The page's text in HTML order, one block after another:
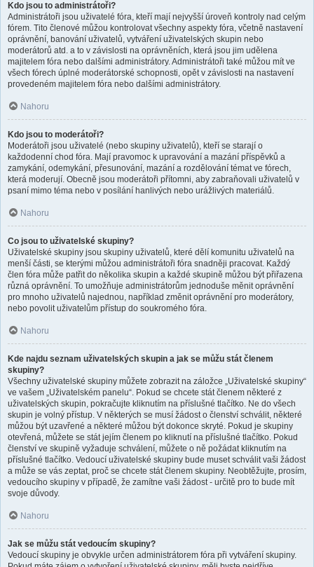
Kdo jsou to administrátoři?
Administrátoři jsou uživatelé fóra, kteří mají nejvyšší úroveň kontroly nad celým
fórem. Tito členové můžou kontrolovat všechny aspekty fóra, včetně nastavení
oprávnění, banování uživatelů, vytváření uživatelských skupin nebo
moderátorů atd. a to v závislosti na oprávněních, která jsou jim udělena
majitelem fóra nebo dalšími administrátory. Administrátoři také můžou mít ve
všech fórech úplné moderátorské schopnosti, opět v závislosti na nastavení
provedeném majitelem fóra nebo dalšími administrátory.
Nahoru
Kdo jsou to moderátoři?
Moderátoři jsou uživatelé (nebo skupiny uživatelů), kteří se starají o
každodenní chod fóra. Mají pravomoc k upravování a mazání příspěvků a
zamykání, odemykání, přesunování, mazání a rozdělování témat ve fórech,
která moderují. Obecně jsou moderátoři přítomni, aby zabraňovali uživatelů v
psaní mimo téma nebo v posílání hanlivých nebo urážlivých materiálů.
Nahoru
Co jsou to uživatelské skupiny?
Uživatelské skupiny jsou skupiny uživatelů, které dělí komunitu uživatelů na
menší části, se kterými můžou administrátoři fóra snadněji pracovat. Každý
člen fóra může patřit do několika skupin a každé skupině můžou být přiřazena
různá oprávnění. To umožňuje administrátorům jednoduše měnit oprávnění
pro mnoho uživatelů najednou, například změnit oprávnění pro moderátory,
nebo povolit uživatelům přístup do soukromého fóra.
Nahoru
Kde najdu seznam uživatelských skupin a jak se můžu stát členem
skupiny?
Všechny uživatelské skupiny můžete zobrazit na záložce „Uživatelské skupiny“
ve vašem „Uživatelském panelu“. Pokud se chcete stát členem některé z
uživatelských skupin, pokračujte kliknutím na příslušné tlačítko. Ne do všech
skupin je volný přístup. V některých se musí žádost o členství schválit, některé
můžou být uzavřené a některé můžou být dokonce skryté. Pokud je skupiny
otevřená, můžete se stát jejím členem po kliknutí na příslušné tlačítko. Pokud
členství ve skupině vyžaduje schválení, můžete o ně požádat kliknutím na
příslušné tlačítko. Vedoucí uživatelské skupiny bude muset schválit vaši žádost
a může se vás zeptat, proč se chcete stát členem skupiny. Neobtěžujte, prosím,
vedoucího skupiny v případě, že zamítne vaši žádost - určitě pro to bude mít
svoje důvody.
Nahoru
Jak se můžu stát vedoucím skupiny?
Vedoucí skupiny je obvykle určen administrátorem fóra při vytváření skupiny.